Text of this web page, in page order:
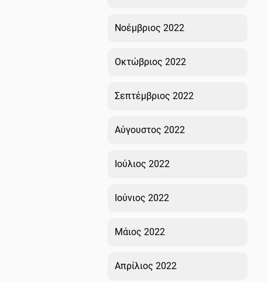
Νοέμβριος 2022
Οκτώβριος 2022
Σεπτέμβριος 2022
Αύγουστος 2022
Ιούλιος 2022
Ιούνιος 2022
Μάιος 2022
Απρίλιος 2022